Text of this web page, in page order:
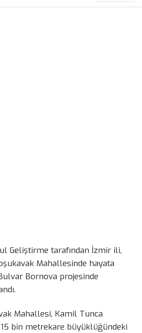
Geliştirme tarafından İzmir ili,
Mahallesinde hayata
Bornova projesinde
Mahallesi, Kamil Tunca
bin metrekare büyüklüğündeki